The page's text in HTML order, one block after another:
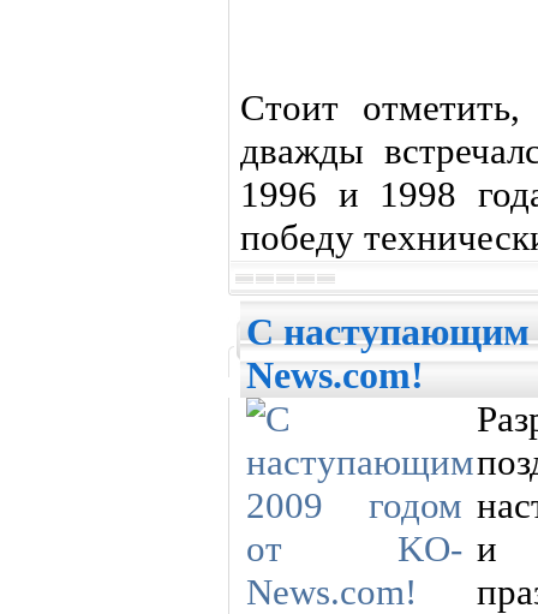
Стоит
дважды
1996 и 1998
победу
С наступающим
News.com!
и